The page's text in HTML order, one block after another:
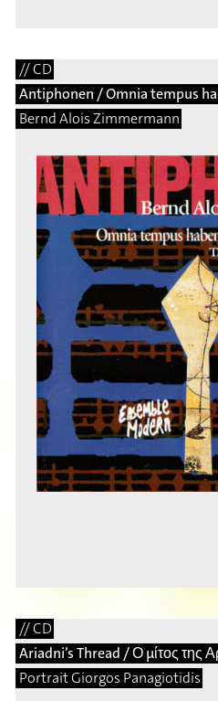
// CD
Antiphonen / Omnia tempus
Bernd Alois Zimmermann
// CD
Ariadni’s Thread / Ο μίτος της
Portrait Giorgos Panagiotidis